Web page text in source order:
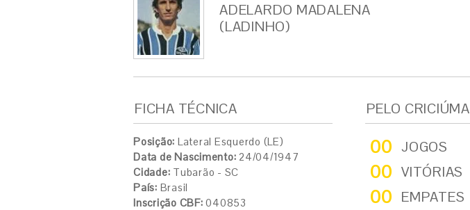
ADELARDO MADALENA
(LADINHO)
FICHA TÉCNICA
Posição: Lateral Esquerdo (LE)
Data de Nascimento: 24/04/1947
Cidade: Tubarão - SC
País: Brasil
Inscrição CBF: 040853
PELO CRICIÚMA
00 JOGOS
00 VITÓRIAS
00 EMPATES